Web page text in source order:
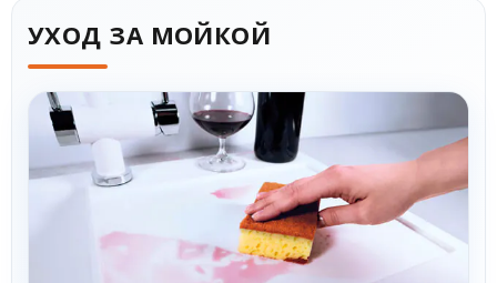
УХОД ЗА МОЙКОЙ